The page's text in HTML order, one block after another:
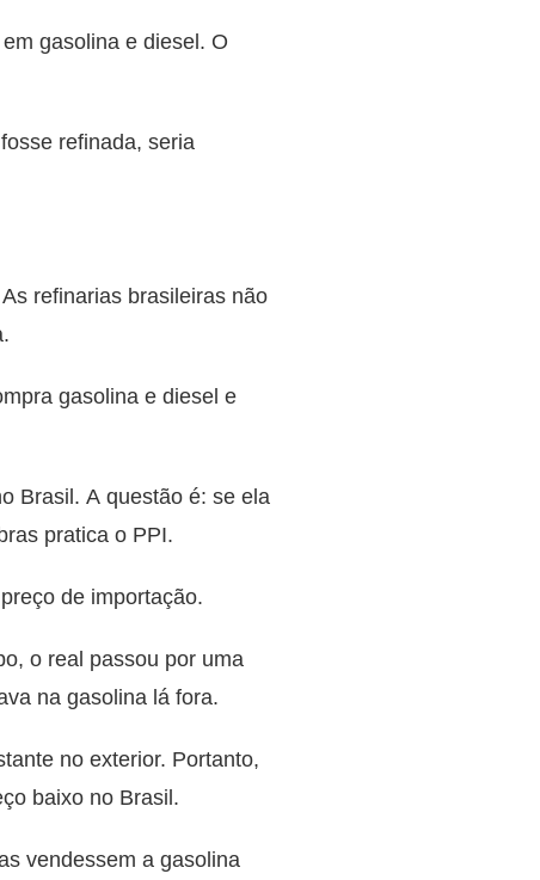
gasolina e diesel. O
refinada, seria
refinarias brasileiras não
gasolina e diesel e
Brasil. A questão é: se ela
pratica o PPI.
de importação.
o real passou por uma
na gasolina lá fora.
no exterior. Portanto,
baixo no Brasil.
vendessem a gasolina